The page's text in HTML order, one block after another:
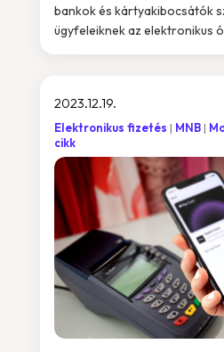
bankok és kártyakibocsátók
ügyfeleiknek az elektronikus
2023.12.19.
Elektronikus fizetés MNB
cikk